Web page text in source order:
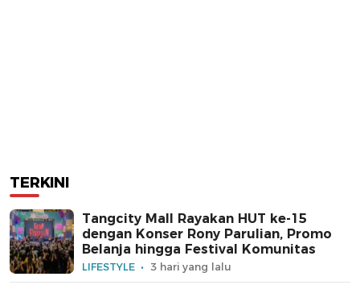
TERKINI
Tangcity Mall Rayakan HUT ke-15
dengan Konser Rony Parulian, Promo
Belanja hingga Festival Komunitas
LIFESTYLE 3 hari yang lalu